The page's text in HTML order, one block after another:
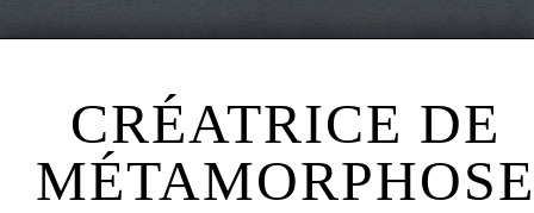
content
CRÉATRICE DE
MÉTAMORPHOSE